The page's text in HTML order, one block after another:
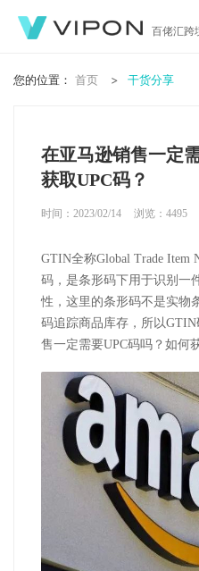
百佬汇跨
您的位置： 首页 干货分享
在亚马逊销售一定
获取UPC码？
时间：2023/02/14 浏览： 4495
GTIN全称Global Trade Item
码，是条形码下用于识别一
性，这里的条形码不是实物
码追踪商品库存，所以
售一定需要UPC码吗？如何